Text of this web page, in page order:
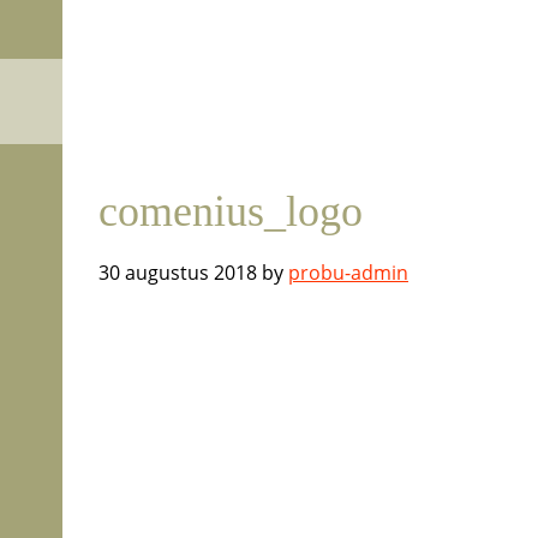
inhoud
comenius_logo
30 augustus 2018 by probu-admin